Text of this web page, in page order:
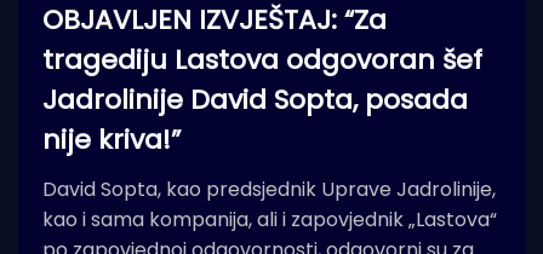
OBJAVLJEN IZVJEŠTAJ: “Za
tragediju Lastova odgovoran šef
Jadrolinije David Sopta, posada
nije kriva!”
David Sopta, kao predsjednik Uprave Jadrolinije,
kao i sama kompanija, ali i zapovjednik „Lastova“